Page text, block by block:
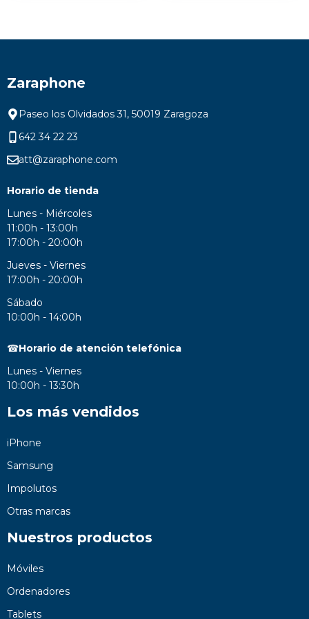
Zaraphone
Paseo los Olvidados 31, 50019 Zaragoza
642 34 22 23
att@zaraphone.com
Horario de tienda
Lunes - Miércoles
11:00h - 13:00h
17:00h - 20:00h
Jueves - Viernes
17:00h - 20:00h
Sábado
10:00h - 14:00h
☎Horario de atención telefónica
Lunes - Viernes
10:00h - 13:30h
Los más vendidos
iPhone
Samsung
Impolutos
Otras marcas
Nuestros productos
Móviles
Ordenadores
Tablets